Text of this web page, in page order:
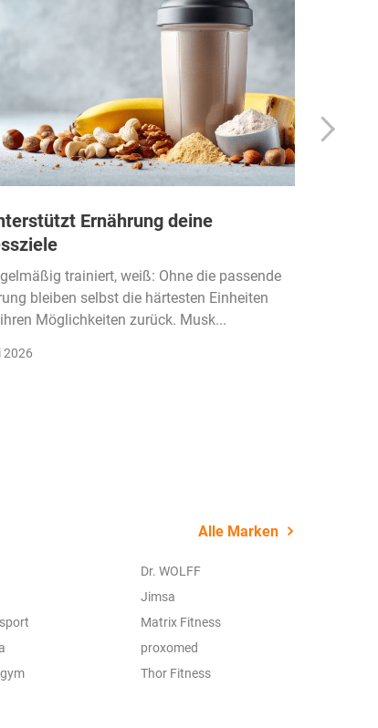
Ernährung deine
trainiert, weiß: Ohne die passende
bleiben selbst die härtesten Einheiten
Möglichkeiten zurück. Musk...
2026
Alle Marken
Dr. WOLFF
Jimsa
Matrix Fitness
proxomed
Thor Fitness